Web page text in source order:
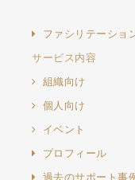
ファシリテーショ
サービス内容
組織向け
個人向け
イベント
プロフィール